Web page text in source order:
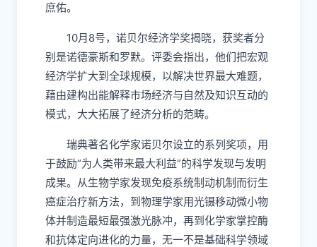
庶佑。
10月8号，诺贝尔经济学奖揭晓，获奖者分
别是诺德豪斯和罗默。评委会指出，他们把宏观
经济学扩大到全球规模，以解决世界最大难题，
藉由建构出能解释市场经济与自然及知识互动的
模式，大大拓展了经济分析的范畴。
瑞典著名化学家诺贝尔设立的系列奖项，用
于鼓励“为人类带来最大利益”的科学发现与发明
成果。从生物学家发现免疫系统制动机制而衍生
癌症治疗新方法，到物理学家用光镊移动微小物
体并制造最短最强激光脉冲，再到化学家掌控酶
和抗体定向进化的力量，无一不是基础科学领域